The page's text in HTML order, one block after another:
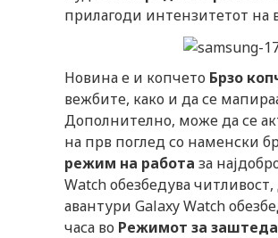
прилагоди интензитетот на
Новина е и копчето Брзо
вежбите, како и да се
Дополнително, може да се
на прв поглед со наменски
режим на работа за
Watch обезбедува
авантури Galaxy Watch
часа во Режимот за заштеда